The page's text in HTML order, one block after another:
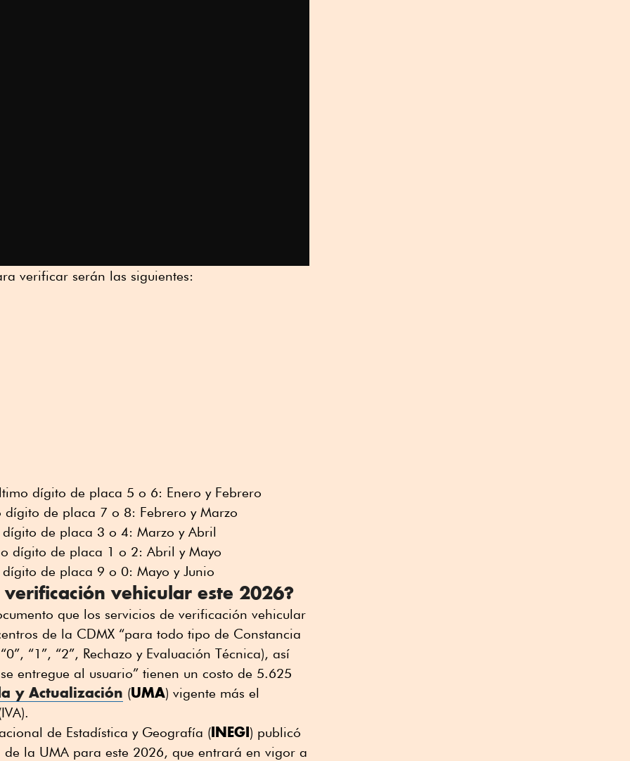
verificar serán las siguientes:
dígito de placa 5 o 6: Enero y Febrero
dígito de placa 7 o 8: Febrero y Marzo
de placa 3 o 4: Marzo y Abril
dígito de placa 1 o 2: Abril y Mayo
de placa 9 o 0: Mayo y Junio
vehicular este 2026?
que los servicios de verificación vehicular
de la CDMX “para todo tipo de Constancia
“1”, “2”, Rechazo y Evaluación Técnica), así
entregue al usuario” tienen un costo de 5.625
y Actualización (UMA) vigente más el
de Estadística y Geografía (INEGI) publicó
la UMA para este 2026, que entrará en vigor a